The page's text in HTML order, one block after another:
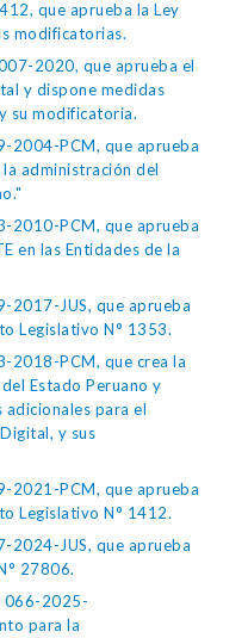
que aprueba la Ley
modificatorias.
2020, que aprueba el
y dispone medidas
su modificatoria.
2004-PCM, que aprueba
administración del
2010-PCM, que aprueba
en las Entidades de la
2017-JUS, que aprueba
Legislativo N° 1353.
2018-PCM, que crea la
Estado Peruano y
para el
y sus
2021-PCM, que aprueba
Legislativo N° 1412.
2024-JUS, que aprueba
27806.
066-2025-
para la